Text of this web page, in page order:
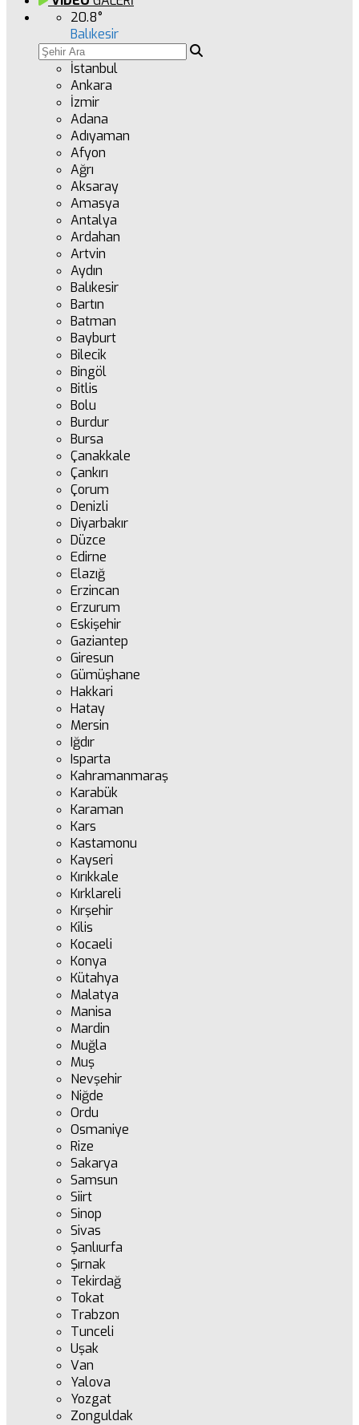
20.8°
Balıkesir
İstanbul
Ankara
İzmir
Adana
Adıyaman
Afyon
Ağrı
Aksaray
Amasya
Antalya
Ardahan
Artvin
Aydın
Balıkesir
Bartın
Batman
Bayburt
Bilecik
Bingöl
Bitlis
Bolu
Burdur
Bursa
Çanakkale
Çankırı
Çorum
Denizli
Diyarbakır
Düzce
Edirne
Elazığ
Erzincan
Erzurum
Eskişehir
Gaziantep
Giresun
Gümüşhane
Hakkari
Hatay
Mersin
Iğdır
Isparta
Kahramanmaraş
Karabük
Karaman
Kars
Kastamonu
Kayseri
Kırıkkale
Kırklareli
Kırşehir
Kilis
Kocaeli
Konya
Kütahya
Malatya
Manisa
Mardin
Muğla
Muş
Nevşehir
Niğde
Ordu
Osmaniye
Rize
Sakarya
Samsun
Siirt
Sinop
Sivas
Şanlıurfa
Şırnak
Tekirdağ
Tokat
Trabzon
Tunceli
Uşak
Van
Yalova
Yozgat
Zonguldak